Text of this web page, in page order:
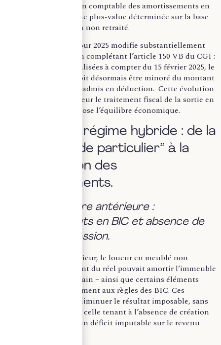
cumuler la déduction comptable des amortissements en
BIC et le calcul d’une plus-value déterminée sur la base
du prix d’acquisition non retraité.
La loi de finances pour 2025 modifie substantiellement
cette architecture en complétant l’article 150 VB du CGI :
pour les cessions réalisées à compter du 15 février 2025, le
prix d’acquisition doit désormais être minoré du montant
des amortissements admis en déduction. Cette évolution
redéfinit en profondeur le traitement fiscal de la sortie en
LMNP et en recompose l’équilibre économique.
I. La fin d’un régime hybride : de la
plus-value “de particulier” à la
réintégration des
amortissements.
a) L’architecture antérieure :
amortissements en BIC et absence de
reprise à la cession.
Sous le régime antérieur, le loueur en meublé non
professionnel relevant du réel pouvait amortir l’immeuble
– hors valeur du terrain – ainsi que certains éléments
mobiliers, conformément aux règles des BIC. Ces
dotations venaient diminuer le résultat imposable, sans
limitation autre que celle tenant à l’absence de création
ou d’aggravation d’un déficit imputable sur le revenu